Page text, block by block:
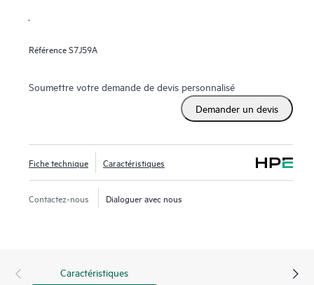
RéférenceS7J59A
Soumettre votre demande de devis personnalisé
Demander un devis
Fiche technique Caractéristiques
Contactez-nous Dialoguer avec nous
Caractéristiques